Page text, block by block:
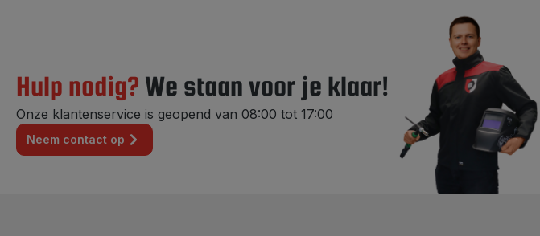
Hulp nodig? We staan voor je klaar!
Onze klantenservice is geopend van 08:00 tot 17:00
Neem contact op